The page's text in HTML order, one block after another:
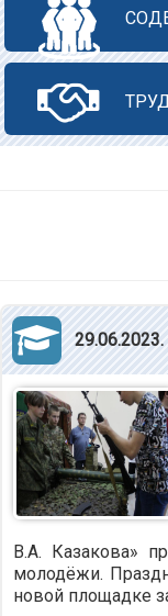
В.А. Казакова»
молодёжи.
новой площадке